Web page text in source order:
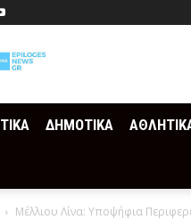
ΔΗΜΟΤΙΚΑ
Μέλλιου Λίνα: Υποψήφια